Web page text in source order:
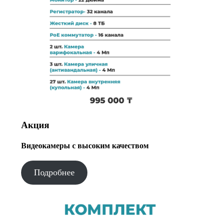
Акция
Видеокамеры с высоким качеством
Подробнее